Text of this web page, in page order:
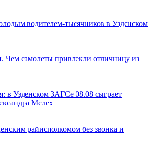
водителем-тысячников в Узденском
Чем самолеты привлекли отличницу из
в Узденском ЗАГСе 08.08 сыграет
Мелех
райисполкомом без звонка и